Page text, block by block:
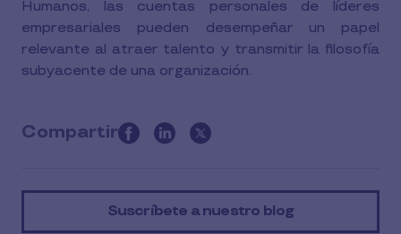
Humanos, las cuentas personales de líderes
empresariales pueden desempeñar un papel
relevante al atraer talento y transmitir la filosofía
subyacente de una organización.
Compartir
this
on
Suscríbete a nuestro blog